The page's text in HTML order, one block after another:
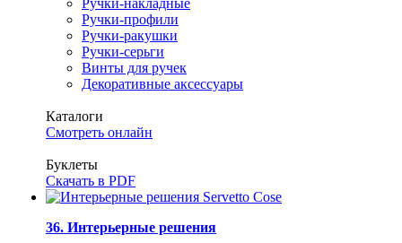
Ручки-накладные
Ручки-профили
Ручки-ракушки
Ручки-серьги
Винты для ручек
Декоративные аксессуары
Каталоги
Смотреть онлайн
Буклеты
Скачать в PDF
36. Интерьерные решения